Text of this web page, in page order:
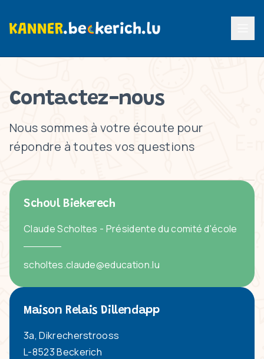
Contactez-nous
Nous sommes à votre écoute pour
répondre à toutes vos questions
Schoul Biekerech
Claude Scholtes - Présidente du comité d'école
scholtes.claude@education.lu
Maison Relais Dillendapp
3a, Dikrecherstrooss
L-8523 Beckerich